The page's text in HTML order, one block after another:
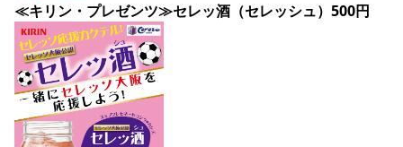
よくある質問
よくある質問
関連団体/施設
長居公園 セレッソフットサルパーク
セレッソスポーツパーク舞洲
セレッソ大阪アカデミー
大人のサッカースクール
その他スポーツクラブ
≪キリン・プレゼンツ≫セレッ酒（セレッシュ）500円